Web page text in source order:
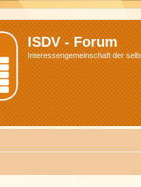
ISDV - Forum
Interessengemeinschaft der